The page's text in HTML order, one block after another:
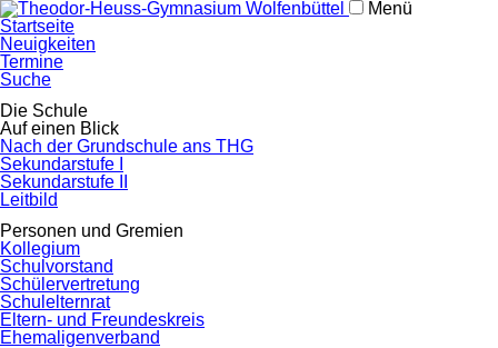
Menü
Navigation
überspringen
Startseite
Neuigkeiten
Termine
Suche
Navigation
überspringen
Die Schule
Auf einen Blick
Nach der Grundschule ans THG
Sekundarstufe I
Sekundarstufe II
Leitbild
Personen und Gremien
Kollegium
Schulvorstand
Schülervertretung
Schulelternrat
Eltern- und Freundeskreis
Ehemaligenverband